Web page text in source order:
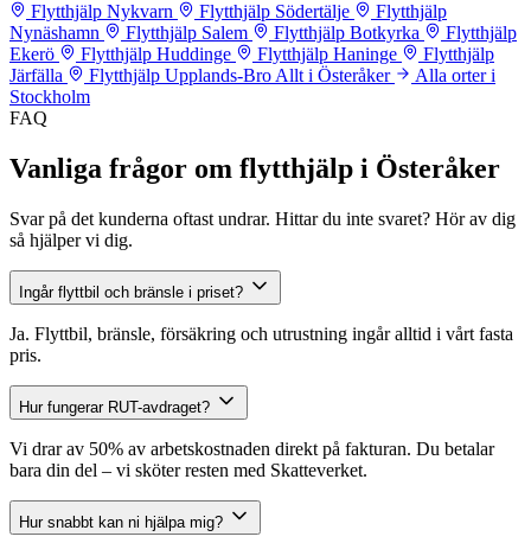
Flytthjälp Nykvarn
Flytthjälp Södertälje
Flytthjälp
Nynäshamn
Flytthjälp Salem Flytthjälp Botkyrka
Flytthjälp
Ekerö
Flytthjälp Huddinge Flytthjälp Haninge
Flytthjälp
Järfälla
Flytthjälp Upplands-Bro Allt i Österåker
Alla orter i
Stockholm
FAQ
Vanliga frågor om flytthjälp i Österåker
Svar på det kunderna oftast undrar. Hittar du inte svaret? Hör av dig
så hjälper vi dig.
Ingår flyttbil och bränsle i priset?
Ja. Flyttbil, bränsle, försäkring och utrustning ingår alltid i vårt fasta
pris.
Hur fungerar RUT-avdraget?
Vi drar av 50% av arbetskostnaden direkt på fakturan. Du betalar
bara din del – vi sköter resten med Skatteverket.
Hur snabbt kan ni hjälpa mig?